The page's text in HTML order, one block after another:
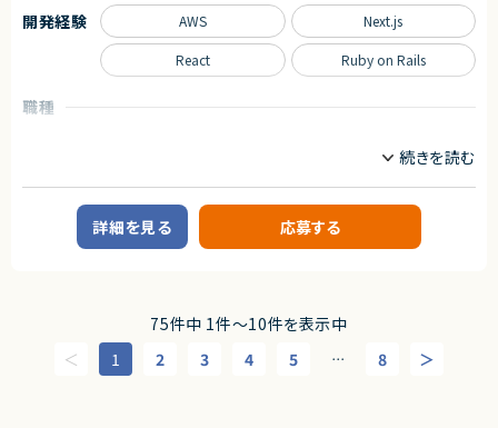
株式会社LASSIC
エージェントから
★プリセールスのフェーズからプロジェクトに関わることのできる貴重な案
件です。
職種
業務内容
自社サービスとして展開するバーチャル株主総会システムの開発を、技術面
でともにリードしていただけるフルスタックエンジニアを募集します。
サービスを利用されるお客様は業界はさまざまですが大手エンタープライズ
・エンハンスや新規機能開発（Ruby on RailsとNext.jsを使用してフルスタ
ックに開発）
・インフラ環境の構築（AWS）
開発経験 AWS Next.js
React Ruby on Rails
詳細を見る 応募する
75件中 1件〜10件を表示中
1
2 3 4 5 ⋯ 8